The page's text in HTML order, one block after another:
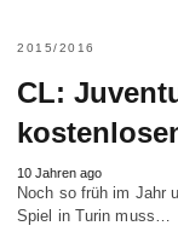
2015/2016
CL:
10 Jahren ago
Noch so früh im Jahr
Spiel in Turin muss…